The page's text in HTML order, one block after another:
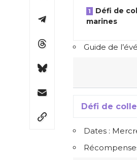
Défi de
marines
Guide de
Défi de
Dates :